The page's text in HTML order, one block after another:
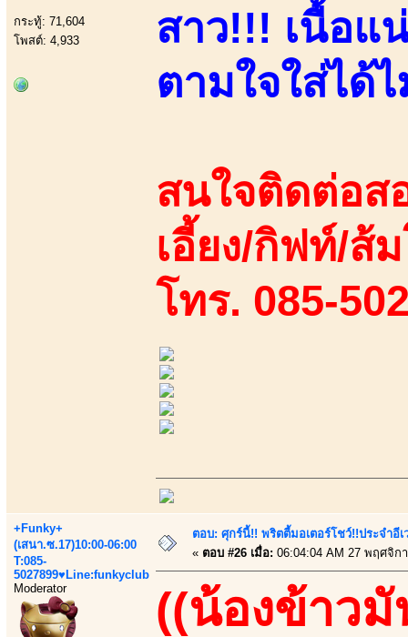
กระทู้: 71,604
โพสต์: 4,933
สาว!!! เนื้อ
ตามใจใส่ได้
สนใจติดต่อส
เอี้ยง/กิฟท์/ส้
โทร. 085-
+Funky+
(เสนา.ซ.17)10:00-06:00
T:085-
5027899♥Line:funkyclub
Moderator
ตอบ: ศุกร์นี้!! พริตตี้มอเตอร์โชว์!!ประจำอี
« ตอบ #26 เมื่อ: 06:04:04 AM 27 พฤศจิก
((น้องข้าวมั